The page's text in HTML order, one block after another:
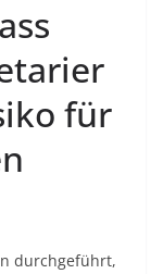
für
durchgeführt,